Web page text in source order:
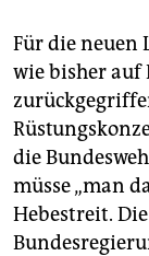
Für die neuen
wie bisher auf
die
müsse „man
Hebestreit.